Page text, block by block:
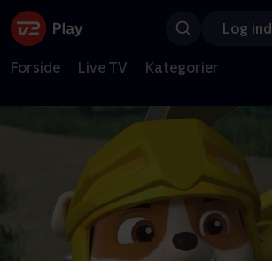
Log ind
Forside Live TV Kategorier